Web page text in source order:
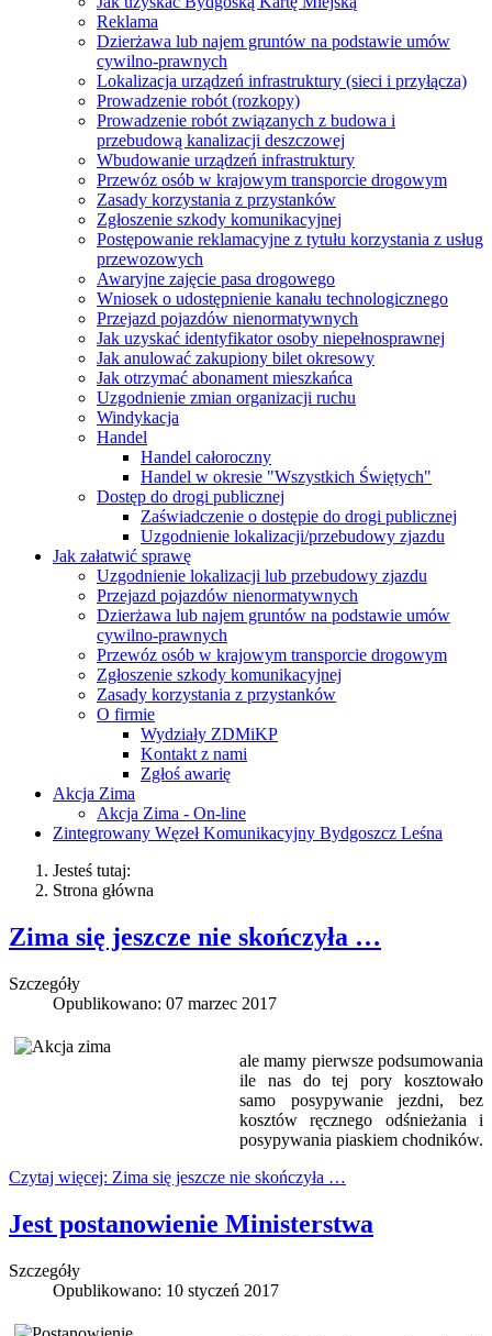
Reklama
Dzierżawa lub najem gruntów na podstawie umów
cywilno-prawnych
Lokalizacja urządzeń infrastruktury (sieci i przyłącza)
Prowadzenie robót (rozkopy)
Prowadzenie robót związanych z budowa i
przebudową kanalizacji deszczowej
Wbudowanie urządzeń infrastruktury
Przewóz osób w krajowym transporcie drogowym
Zasady korzystania z przystanków
Zgłoszenie szkody komunikacyjnej
Postępowanie reklamacyjne z tytułu korzystania z usług
przewozowych
Awaryjne zajęcie pasa drogowego
Wniosek o udostępnienie kanału technologicznego
Przejazd pojazdów nienormatywnych
Jak uzyskać identyfikator osoby niepełnosprawnej
Jak anulować zakupiony bilet okresowy
Jak otrzymać abonament mieszkańca
Uzgodnienie zmian organizacji ruchu
Windykacja
Handel
Handel całoroczny
Handel w okresie "Wszystkich Świętych"
Dostęp do drogi publicznej
Zaświadczenie o dostępie do drogi publicznej
Uzgodnienie lokalizacji/przebudowy zjazdu
Jak załatwić sprawę
Uzgodnienie lokalizacji lub przebudowy zjazdu
Przejazd pojazdów nienormatywnych
Dzierżawa lub najem gruntów na podstawie umów
cywilno-prawnych
Przewóz osób w krajowym transporcie drogowym
Zgłoszenie szkody komunikacyjnej
Zasady korzystania z przystanków
O firmie
Wydziały ZDMiKP
Kontakt z nami
Zgłoś awarię
Akcja Zima
Akcja Zima - On-line
Zintegrowany Węzeł Komunikacyjny Bydgoszcz Leśna
Jesteś tutaj:
Strona główna
Zima się jeszcze nie skończyła …
Szczegóły
Opublikowano: 07 marzec 2017
ale mamy pierwsze podsumowania
ile nas do tej pory kosztowało
samo posypywanie jezdni, bez
kosztów ręcznego odśnieżania i
posypywania piaskiem chodników.
Czytaj więcej: Zima się jeszcze nie skończyła …
Jest postanowienie Ministerstwa
Szczegóły
Opublikowano: 10 styczeń 2017